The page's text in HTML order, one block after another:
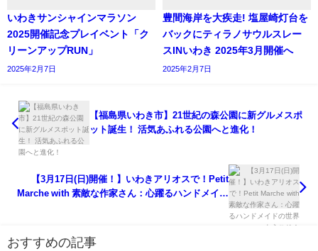
いわきサンシャインマラソン
2025開催記念プレイベント「ク
リーンアップRUN」
2025年2月7日
豊間海岸を大疾走! ​塩屋崎灯台を
バックにティラノサウルスレー
スINいわき 2025年3月開催へ
2025年2月7日
【福島県いわき市】21世紀の森公園に新グルメスポ
ット誕生！ 活気あふれる公園へと進化！
【3月17日(日)開催！】いわきアリオスで！Petit
Marche with 素敵な作家さん：心躍るハンドメイド
おすすめの記事